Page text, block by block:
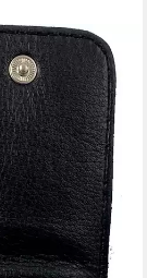
Taschenetui
3 tlg., Etui aus
drei
aus Stahl, klein &
UVP29,49 €
8 Werktagen bei dir